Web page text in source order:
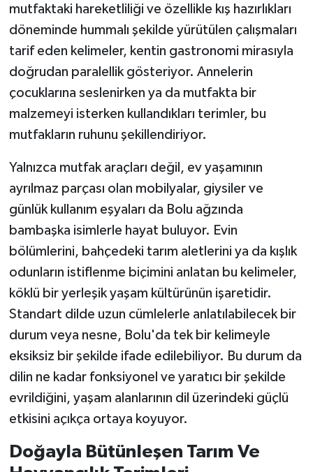
mutfaktaki hareketliliği ve özellikle kış hazırlıkları
döneminde hummalı şekilde yürütülen çalışmaları
tarif eden kelimeler, kentin gastronomi mirasıyla
doğrudan paralellik gösteriyor. Annelerin
çocuklarına seslenirken ya da mutfakta bir
malzemeyi isterken kullandıkları terimler, bu
mutfakların ruhunu şekillendiriyor.
Yalnızca mutfak araçları değil, ev yaşamının
ayrılmaz parçası olan mobilyalar, giysiler ve
günlük kullanım eşyaları da Bolu ağzında
bambaşka isimlerle hayat buluyor. Evin
bölümlerini, bahçedeki tarım aletlerini ya da kışlık
odunların istiflenme biçimini anlatan bu kelimeler,
köklü bir yerleşik yaşam kültürünün işaretidir.
Standart dilde uzun cümlelerle anlatılabilecek bir
durum veya nesne, Bolu'da tek bir kelimeyle
eksiksiz bir şekilde ifade edilebiliyor. Bu durum da
dilin ne kadar fonksiyonel ve yaratıcı bir şekilde
evrildiğini, yaşam alanlarının dil üzerindeki güçlü
etkisini açıkça ortaya koyuyor.
Doğayla Bütünleşen Tarım Ve